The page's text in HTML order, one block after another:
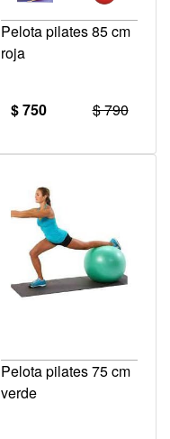
Pelota pilates 85 cm
roja
$ 750 $ 790
Pelota pilates 75 cm
verde